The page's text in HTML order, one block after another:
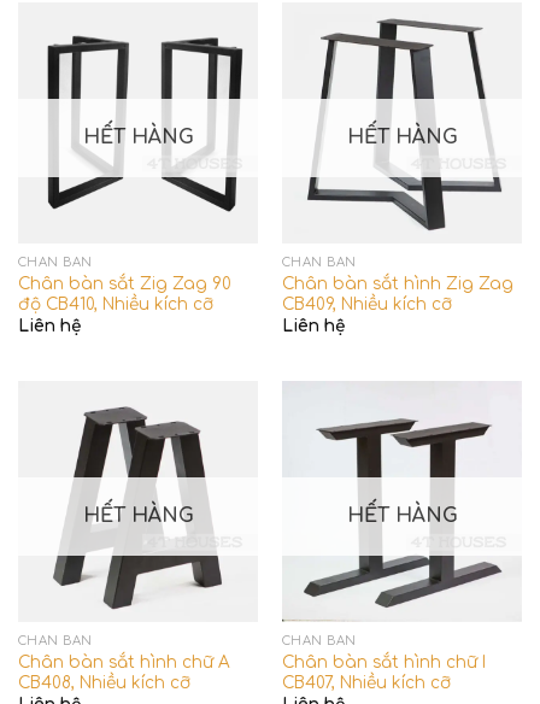
HẾT HÀNG
CHÂN BÀN
Chân bàn sắt Zig Zag 90
độ CB410, Nhiều kích cỡ
Liên hệ
HẾT HÀNG
CHÂN BÀN
Chân bàn sắt hình Zig Zag
CB409, Nhiều kích cỡ
Liên hệ
HẾT HÀNG
CHÂN BÀN
Chân bàn sắt hình chữ A
CB408, Nhiều kích cỡ
HẾT HÀNG
CHÂN BÀN
Chân bàn sắt hình chữ I
CB407, Nhiều kích cỡ